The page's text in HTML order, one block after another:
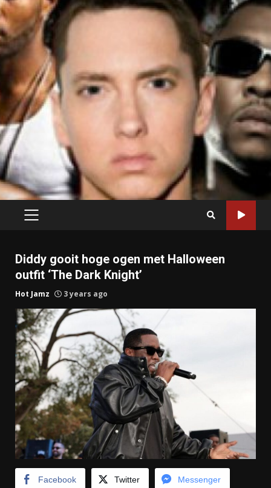
PRIMARY
Diddy gooit hoge ogen met Halloween
outfit ‘The Dark Knight’
Hot Jamz 3 years ago
Facebook Twitter Messenger